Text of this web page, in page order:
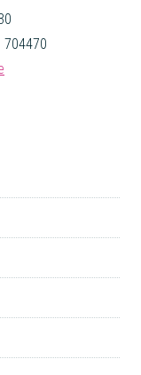
704470